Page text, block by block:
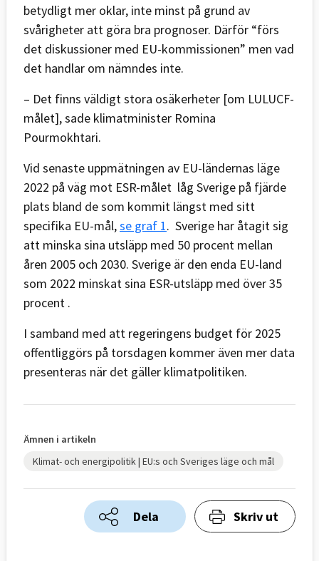
betydligt mer oklar, inte minst på grund av
svårigheter att göra bra prognoser. Därför “förs
det diskussioner med EU-kommissionen” men vad
det handlar om nämndes inte.
– Det finns väldigt stora osäkerheter [om LULUCF-
målet], sade klimatminister Romina
Pourmokhtari.
Vid senaste uppmätningen av EU-ländernas läge
2022 på väg mot ESR-målet låg Sverige på fjärde
plats bland de som kommit längst med sitt
specifika EU-mål,se graf 1. Sverige har åtagit sig
att minska sina utsläpp med 50 procent mellan
åren 2005 och 2030. Sverige är den enda EU-land
som 2022 minskat sina ESR-utsläpp med över 35
procent .
I samband med att regeringens budget för 2025
offentliggörs på torsdagen kommer även mer data
presenteras när det gäller klimatpolitiken.
Ämnen i artikeln
Klimat- och energipolitik | EU:s och Sveriges läge och mål
Dela Skriv ut